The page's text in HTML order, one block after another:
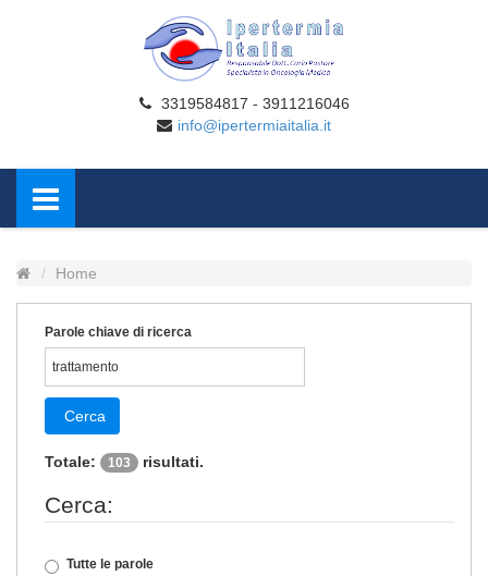
3319584817 - 3911216046
info@ipertermiaitalia.it
Home
Parole chiave di ricerca
Cerca
Totale: 103 risultati.
Cerca:
Tutte le parole